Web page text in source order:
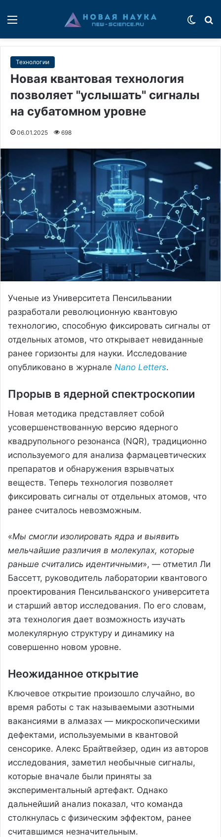
Технологии
Новая квантовая технология
позволяет "услышать" сигналы
на субатомном уровне
06.01.2025 698
Ученые из Университета Пенсильвании
разработали революционную квантовую
технологию, способную фиксировать сигналы от
отдельных атомов, что открывает невиданные
ранее горизонты для науки. Исследование
опубликовано в журнале Nano Letters.
Прорыв в ядерной спектроскопии
Новая методика представляет собой
усовершенствованную версию ядерного
квадрупольного резонанса (NQR), традиционно
используемого для анализа фармацевтических
препаратов и обнаружения взрывчатых
веществ. Теперь технология позволяет
фиксировать сигналы от отдельных атомов, что
ранее считалось невозможным.
«Мы смогли изолировать ядра и выявить
мельчайшие различия в молекулах, которые
раньше считались идентичными», — отметил Ли
Бассетт, руководитель лаборатории квантового
проектирования Пенсильванского университета
и старший автор исследования. По его словам,
эта технология дает возможность изучать
молекулярную структуру и динамику на
совершенно новом уровне.
Неожиданное открытие
Ключевое открытие произошло случайно, во
время работы с так называемыми азотными
вакансиями в алмазах — микроскопическими
дефектами, используемыми в квантовой
сенсорике. Алекс Брайтвейзер, один из авторов
исследования, заметил необычные сигналы,
которые вначале были приняты за
экспериментальный артефакт. Однако
дальнейший анализ показал, что команда
столкнулась с физическим эффектом, ранее
считавшимся незначительным.